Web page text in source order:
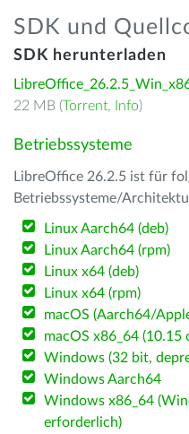
SDK und
SDK herunterladen
22 MB (Torrent, Info)
Betriebssysteme
LibreOffice 26.2.5 ist für
Betriebssysteme/
Linux Aarch64 (deb)
Linux Aarch64 (rpm)
Linux x64 (deb)
Linux x64 (rpm)
macOS (Aarch64/
macOS x86_64
Windows (32 bit,
Windows Aarch64
Windows x86_64
erforderlich)